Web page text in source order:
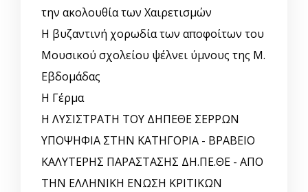
την ακολουθία των Χαιρετισμών
Η βυζαντινή χορωδία των αποφοίτων του
Μουσικού σχολείου ψέλνει ύμνους της Μ.
Εβδομάδας
Η Γέρμα
Η ΛΥΣΙΣΤΡΑΤΗ ΤΟΥ ΔΗΠΕΘΕ ΣΕΡΡΩΝ
ΥΠΟΨΗΦΙΑ ΣΤΗΝ ΚΑΤΗΓΟΡΙΑ - ΒΡΑΒΕΙΟ
ΚΑΛΥΤΕΡΗΣ ΠΑΡΑΣΤΑΣΗΣ ΔΗ.ΠΕ.ΘΕ - ΑΠΟ
ΤΗΝ ΕΛΛΗΝΙΚΗ ΕΝΩΣΗ ΚΡΙΤΙΚΩΝ